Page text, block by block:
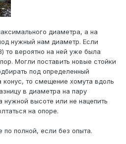
диаметра, а на
нужный нам диаметр. Если
то вероятно на ней уже была
Могли поставить новые стойки
под определенный
конус, то смещение хомута вдоль
в диаметра на пару
высоте или не нацепить
на опоре.
по полной, если без опыта.